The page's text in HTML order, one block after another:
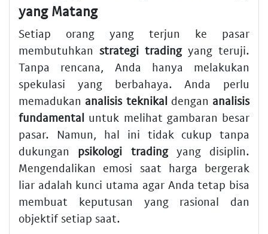
yang Matang
Setiap orang yang terjun ke pasar
membutuhkan strategi tradingyang teruji.
Tanpa rencana, Anda hanya melakukan
spekulasi yang berbahaya. Anda perlu
memadukan analisis teknikaldengan analisis
fundamental untuk melihat gambaran besar
pasar. Namun, hal ini tidak cukup tanpa
dukungan psikologi tradingyang disiplin.
Mengendalikan emosi saat harga bergerak
liar adalah kunci utama agar Anda tetap bisa
membuat keputusan yang rasional dan
objektif setiap saat.